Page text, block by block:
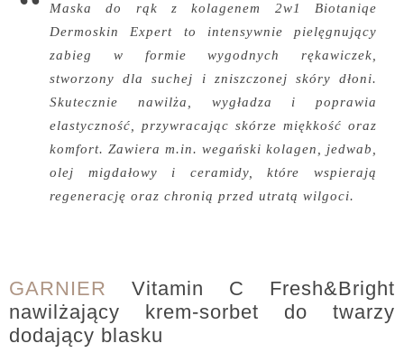
Maska do rąk z kolagenem 2w1 Biotaniqe
Dermoskin Expert to intensywnie pielęgnujący
zabieg w formie wygodnych rękawiczek,
stworzony dla suchej i zniszczonej skóry dłoni.
Skutecznie nawilża, wygładza i poprawia
elastyczność, przywracając skórze miękkość oraz
komfort. Zawiera m.in. wegański kolagen, jedwab,
olej migdałowy i ceramidy, które wspierają
regenerację oraz chronią przed utratą wilgoci.
GARNIER Vitamin C Fresh&Bright
nawilżający krem-sorbet do twarzy
dodający blasku